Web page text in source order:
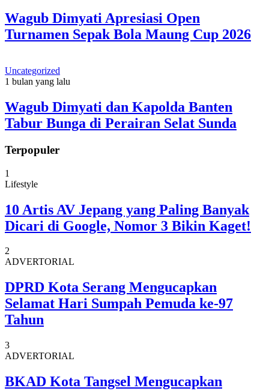
Wagub Dimyati Apresiasi Open
Turnamen Sepak Bola Maung Cup 2026
Uncategorized
1 bulan yang lalu
Wagub Dimyati dan Kapolda Banten
Tabur Bunga di Perairan Selat Sunda
Terpopuler
1
Lifestyle
10 Artis AV Jepang yang Paling Banyak
Dicari di Google, Nomor 3 Bikin Kaget!
2
ADVERTORIAL
DPRD Kota Serang Mengucapkan
Selamat Hari Sumpah Pemuda ke-97
Tahun
3
ADVERTORIAL
BKAD Kota Tangsel Mengucapkan